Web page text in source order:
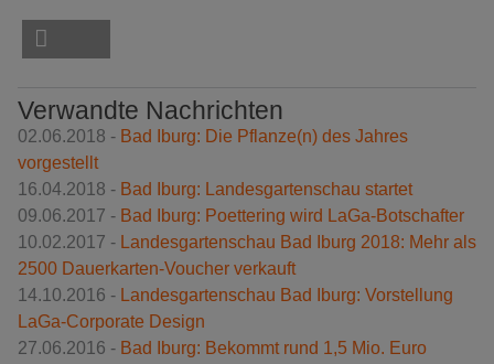
Verwandte Nachrichten
02.06.2018 - Bad Iburg: Die Pflanze(n) des Jahres
vorgestellt
16.04.2018 - Bad Iburg: Landesgartenschau startet
09.06.2017 - Bad Iburg: Poettering wird LaGa-Botschafter
10.02.2017 - Landesgartenschau Bad Iburg 2018: Mehr als
2500 Dauerkarten-Voucher verkauft
14.10.2016 - Landesgartenschau Bad Iburg: Vorstellung
LaGa-Corporate Design
27.06.2016 - Bad Iburg: Bekommt rund 1,5 Mio. Euro